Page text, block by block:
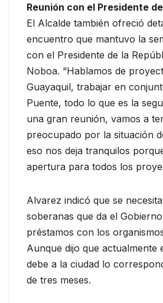
Reunión con el Presidente
El Alcalde también ofreció
encuentro que mantuvo la
con el Presidente de la
Noboa. “Hablamos de
Guayaquil, trabajar en
Puente, todo lo que es la
una gran reunión, vamos a
preocupado por la situación
eso nos deja tranquilos
apertura para todos los
Alvarez indicó que se
soberanas que da el
préstamos con los
Aunque dijo que actualmente
debe a la ciudad lo
de tres meses.